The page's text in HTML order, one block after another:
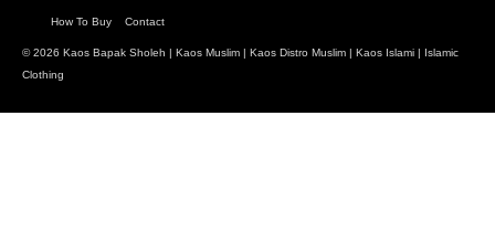
How To Buy Contact
© 2026 Kaos Bapak Sholeh | Kaos Muslim | Kaos Distro Muslim | Kaos Islami | Islamic
Clothing